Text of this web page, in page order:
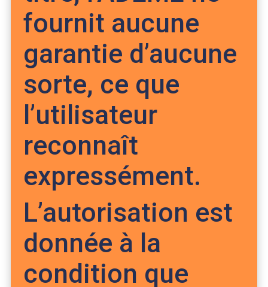
fournit aucune
garantie d’aucune
sorte, ce que
l’utilisateur
reconnaît
expressément.
L’autorisation est
donnée à la
condition que